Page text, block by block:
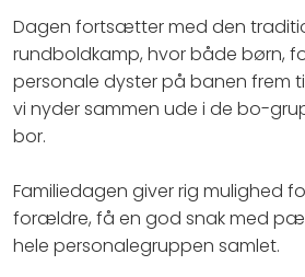
Dagen fortsætter med den
rundboldkamp, hvor både børn,
personale dyster på banen frem
vi nyder sammen ude i de bo-
bor.
Familiedagen giver rig mulighed
forældre, få en god snak med
hele personalegruppen samlet.